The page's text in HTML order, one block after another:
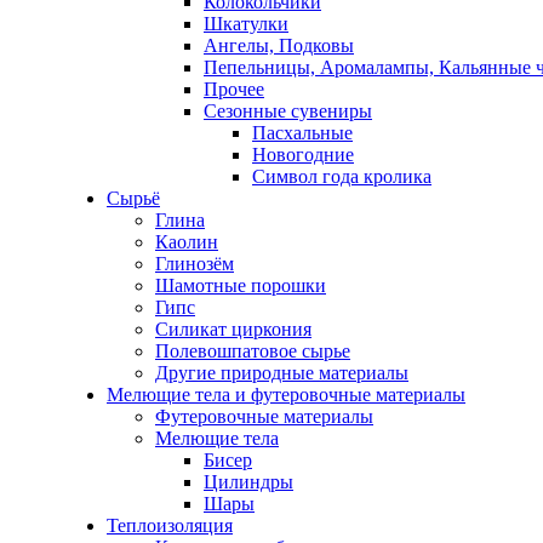
Шкатулки
Ангелы, Подковы
Пепельницы, Аромалампы, Кальянные
Прочее
Сезонные сувениры
Пасхальные
Новогодние
Символ года кролика
Сырьё
Глина
Каолин
Глинозём
Шамотные порошки
Гипс
Силикат циркония
Полевошпатовое сырье
Другие природные материалы
Мелющие тела и футеровочные материалы
Футеровочные материалы
Мелющие тела
Бисер
Цилиндры
Шары
Теплоизоляция